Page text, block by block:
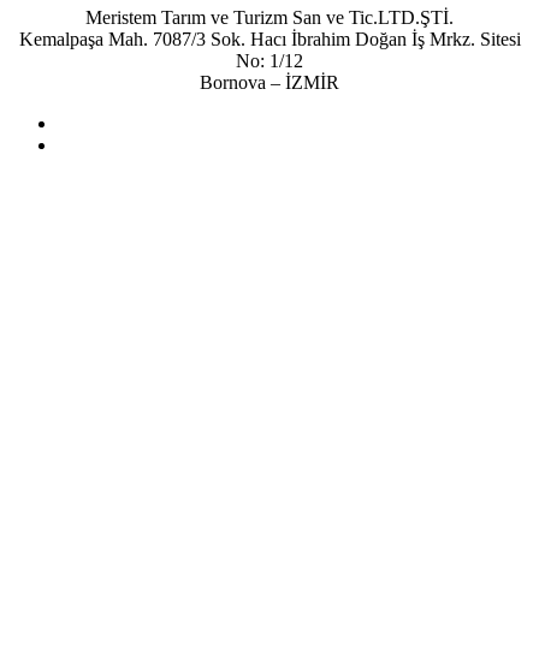
Meristem Tarım ve Turizm San ve Tic.LTD.ŞTİ.
Kemalpaşa Mah. 7087/3 Sok. Hacı İbrahim Doğan İş Mrkz. Sitesi
No: 1/12
Bornova – İZMİR